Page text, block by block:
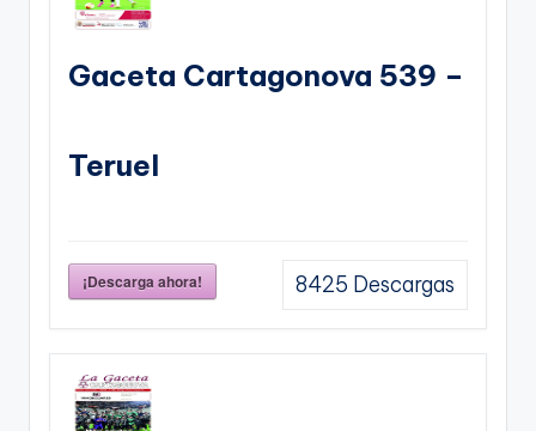
Gaceta Cartagonova 539 –
Teruel
¡Descarga ahora! 8425 Descargas